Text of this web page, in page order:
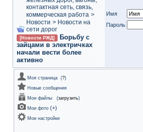
контактная сеть, связь,
коммерческая работа >
Новости > Новости на
сети дорог
[Новости РЖД]
Борьбу с
зайцами в электричках
начали вести более
активно
Имя
Пароль
Моя страница (?)
Новые сообщения
Мои файлы
(загрузить)
Мои фото (+)
Мои настройки